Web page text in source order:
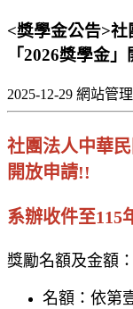
<獎學金公告>
「2026獎學金
2025-12-29 網站管
社團法人中華民
開放申請!!
系辦收件至115
獎勵名額及金額：
名額：依第